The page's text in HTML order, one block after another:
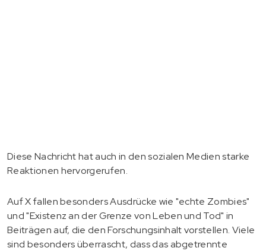
Diese Nachricht hat auch in den sozialen Medien starke
Reaktionen hervorgerufen.
Auf X fallen besonders Ausdrücke wie "echte Zombies"
und "Existenz an der Grenze von Leben und Tod" in
Beiträgen auf, die den Forschungsinhalt vorstellen. Viele
sind besonders überrascht, dass das abgetrennte